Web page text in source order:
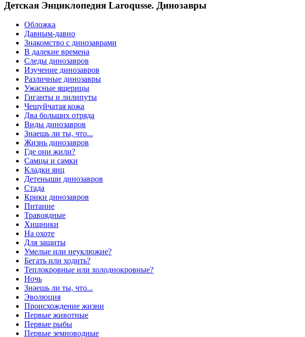
Детская Энциклопедия Laroqusse. Динозавры
Обложка
Давным-давно
Знакомство с динозаврами
В далекие времена
Следы динозавров
Изучение динозавров
Различные динозавры
Ужасные ящерицы
Гиганты и лилипуты
Чешуйчатая кожа
Два больших отряда
Виды динозавров
Знаешь ли ты, что...
Жизнь динозавров
Где они жили?
Самцы и самки
Кладки яиц
Детеныши динозавров
Стада
Крики динозавров
Питание
Травоядные
Хищники
На охоте
Для защиты
Умелые или неуклюжие?
Бегать или ходить?
Теплокровные или холоднокровные?
Ночь
Знаешь ли ты, что...
Эволюция
Происхождение жизни
Первые животные
Первые рыбы
Первые земноводные